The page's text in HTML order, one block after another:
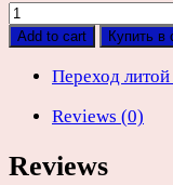
Переход
литой
SDR11
quantity
Add to cart Купить в
Переход
Reviews (0)
Reviews